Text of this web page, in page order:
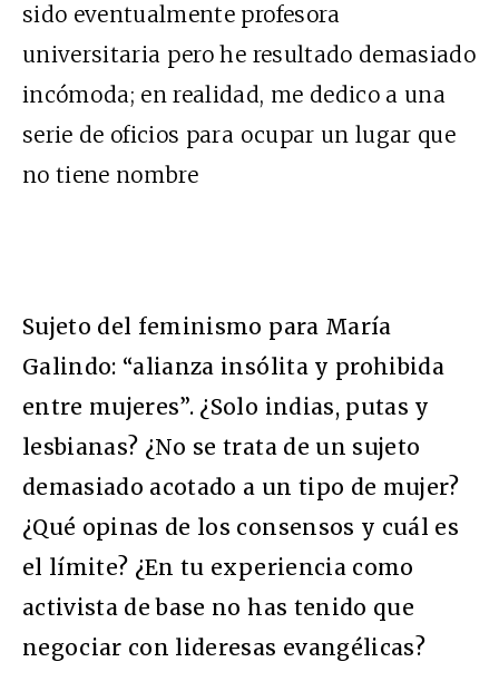
sido eventualmente profesora
universitaria pero he resultado demasiado
incómoda; en realidad, me dedico a una
serie de oficios para ocupar un lugar que
no tiene nombre
Sujeto del feminismo para María
Galindo: “alianza insólita y prohibida
entre mujeres”. ¿Solo indias, putas y
lesbianas? ¿No se trata de un sujeto
demasiado acotado a un tipo de mujer?
¿Qué opinas de los consensos y cuál es
el límite? ¿En tu experiencia como
activista de base no has tenido que
negociar con lideresas evangélicas?